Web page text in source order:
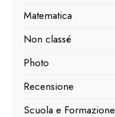
Matematica
Non classé
Photo
Recensione
Scuola e Formazione